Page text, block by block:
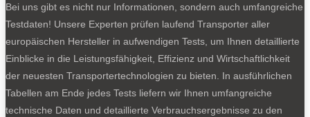
Bei uns gibt es nicht nur Informationen, sondern auch umfangreiche
Testdaten! Unsere Experten prüfen laufend Transporter aller
europäischen Hersteller in aufwendigen Tests, um Ihnen detaillierte
Einblicke in die Leistungsfähigkeit, Effizienz und Wirtschaftlichkeit
der neuesten Transportertechnologien zu bieten. In ausführlichen
Tabellen am Ende jedes Tests liefern wir Ihnen umfangreiche
technische Daten und detaillierte Verbrauchsergebnisse zu den